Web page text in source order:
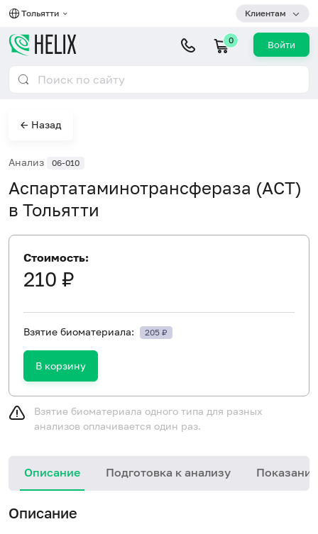
Тольятти Клиентам
0 Войти
← Назад
Анализ 06-010
Аспартатаминотрансфераза (АСТ)
в Тольятти
Стоимость:
210 ₽
Взятие биоматериала: 205 ₽
В корзину
Взятие биоматериала одного типа для разных
анализов оплачивается один раз.
Описание Подготовка к анализу
Описание